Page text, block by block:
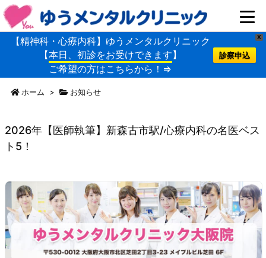
X
【精神科・心療内科】ゆうメンタルクリニック
【本日、初診をお受けできます】
ご希望の方はこちらから！⇒
診察申込
ホーム > お知らせ
2026年【医師執筆】新森古市駅/心療内科の名医ベス
ト5！